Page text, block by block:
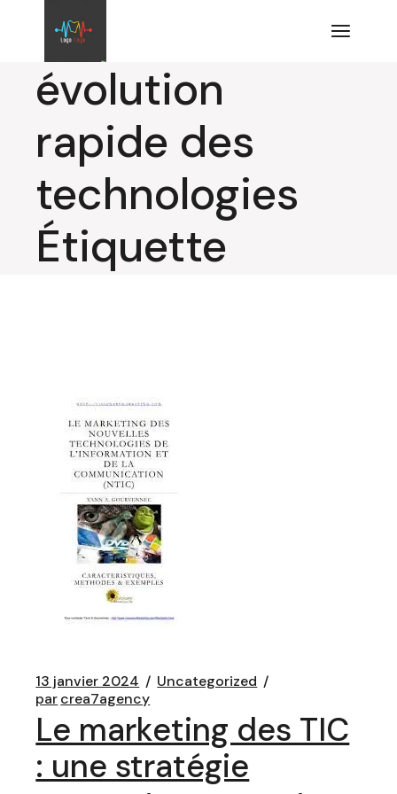
contenu
évolution
rapide des
technologies
Étiquette
13 janvier 2024
Uncategorized
parcrea7agency
Le marketing des TIC
: une stratégie